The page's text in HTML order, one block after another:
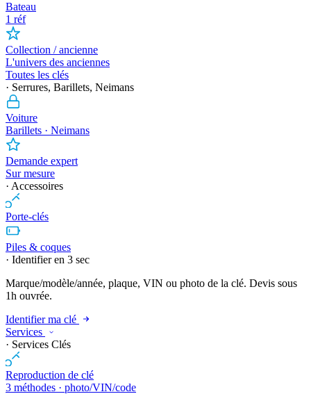
Bateau
1 réf
Collection / ancienne
L'univers des anciennes
Toutes les clés
· Serrures, Barillets, Neimans
Voiture
Barillets · Neimans
Demande expert
Sur mesure
· Accessoires
Porte-clés
Piles & coques
· Identifier en 3 sec
Marque/modèle/année, plaque, VIN ou photo de la clé. Devis sous
1h ouvrée.
Identifier ma clé
Services
· Services Clés
Reproduction de clé
3 méthodes · photo/VIN/code